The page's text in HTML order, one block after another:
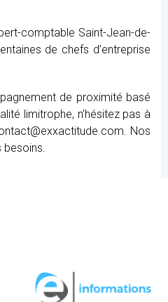
comptable Saint-Jean-de-
de chefs d’entreprise
de proximité basé
limitrophe, n’hésitez pas à
Nos
besoins.